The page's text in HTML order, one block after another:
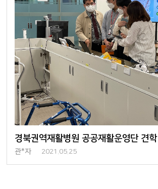
경북권역재활병원 공공재활운영단 견학
관*자 2021.05.25